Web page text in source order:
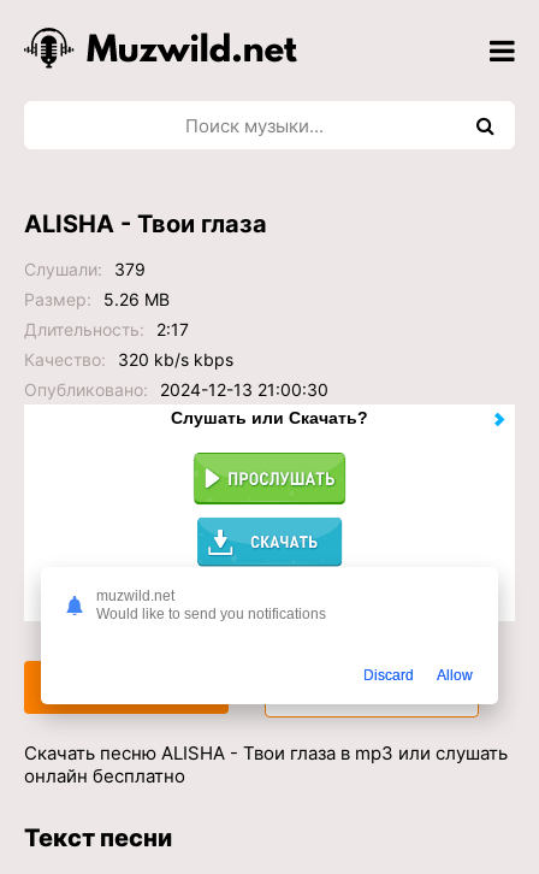
ALISHA - Твои глаза
Слушали:
379
Размер:
5.26 MB
Длительность:
2:17
Качество:
320 kb/s kbps
Опубликовано:
2024-12-13 21:00:30
Слушать или Скачать?
Доступ к музыкальному сервису
Скачать
Скачать песню ALISHA - Твои глаза в mp3 или слушать
онлайн бесплатно
Текст песни
muzwild.net
Would like to send you notifications
Discard Allow